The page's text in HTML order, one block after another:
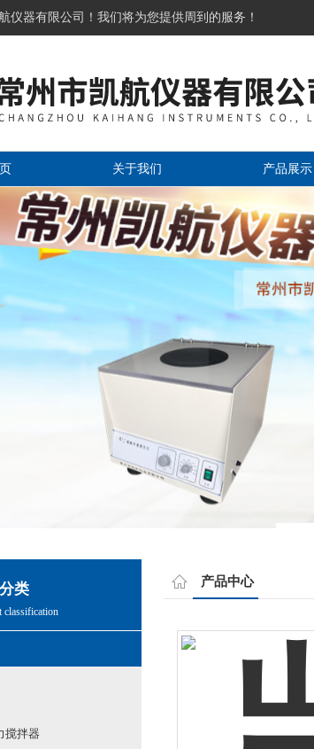
仪器有限公司！我们将为您提供周到的服务！
关于我们 产品展示
产品中心
类
classification
搅拌器